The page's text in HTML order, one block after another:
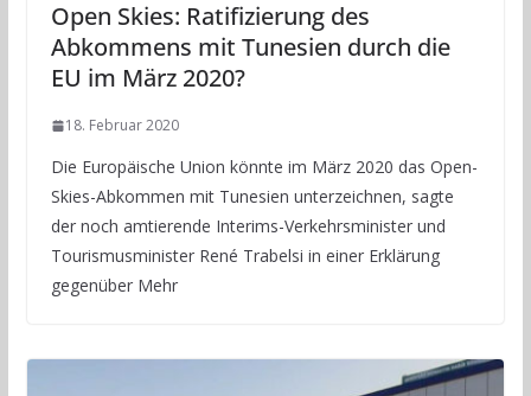
Open Skies: Ratifizierung des
Abkommens mit Tunesien durch die
EU im März 2020?
18. Februar 2020
Die Europäische Union könnte im März 2020 das Open-
Skies-Abkommen mit Tunesien unterzeichnen, sagte
der noch amtierende Interims-Verkehrsminister und
Tourismusminister René Trabelsi in einer Erklärung
gegenüber Mehr